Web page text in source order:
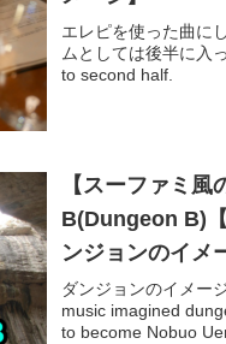
エレピを使った曲に
ムとしては後半に入
to second half.
【スーファミ
B(Dungeon B)
ンジョンのイメ
ダンジョンのイメー
music imagined
to become Nobuo